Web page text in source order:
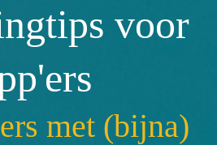
voor
met (bijna)